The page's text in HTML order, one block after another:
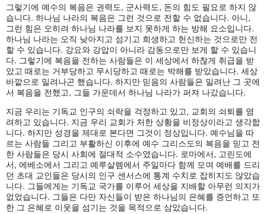
그렇기에 예수의 복음은 권력도, 군사력도, 돈의 힘도 필요로 하지 않
습니다. 하나님 나라의 복음은 그런 것으로 전할 수 없습니다. 아니,
그런 힘은 오히려 하나님 나라를 보지 못하게 하는 방해 요소입니다.
하나님 나라는 오직 낮아지고 섬기고 희생하고 헌신하는 것으로만 전
할 수 있습니다. 강요와 강압이 아니라 감동으로만 보게 할 수 있습니
다. 그렇기에 복음을 전하는 사람들은 이 세상에서 하찮게 취급을 받
았고 때로는 거부당하고 무시당하고 때로는 박해를 받았습니다. 세상
바깥으로 밀려나곤 했습니다. 하지만 믿음의 사람들은 밀려난 그 곳에
서 복음을 전했고, 그들 가운데서 하나님 나라가 퍼져 나갔습니다.
지금 우리는 기독교 인구의 쇠락을 걱정하고 있고, 교회의 쇠퇴를 염
려하고 있습니다. 지금 우리 교회가 처한 상황을 비정상이라고 생각합
니다. 하지만 성경을 제대로 본다면 그것이 정상입니다. 예수님을 따
르는 사람들 그리고 부활하신 이후에 예수 그리스도의 복음을 믿고 전
한 사람들은 당시 사회에 절대적 소수였습니다. 로마에서, 고린도에
서, 에베소에서 그리고 예루살렘에서 주일마다 함께 모여 예배를 드리
던 초대 교인들은 당시의 인구 센서스에 통계 수치로 잡히지도 않았습
니다. 그들에게는 기독교 국가를 이루어 세상을 지배할 아무런 의지가
없었습니다. 그들은 다만 자신들이 받은 하나님의 은혜를 증언하고 또
한 그 은혜로 이웃을 섬기는 것을 목적으로 삼았습니다.